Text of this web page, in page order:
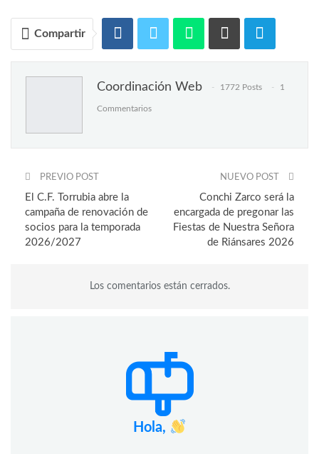
Compartir
Coordinación Web 1772 Posts 1
Commentarios
PREVIO POST
El C.F. Torrubia abre la
campaña de renovación de
socios para la temporada
2026/2027
NUEVO POST
Conchi Zarco será la
encargada de pregonar las
Fiestas de Nuestra Señora
de Riánsares 2026
Los comentarios están cerrados.
Hola,